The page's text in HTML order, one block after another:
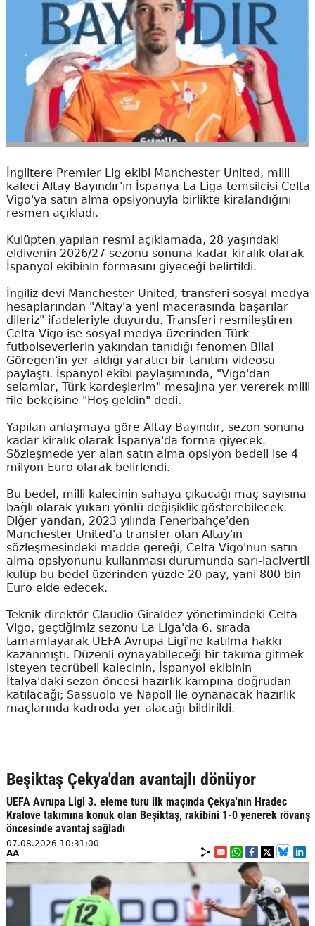
İngiltere Premier Lig ekibi Manchester United, milli
kaleci Altay Bayındır'ın İspanya La Liga temsilcisi Celta
Vigo'ya satın alma opsiyonuyla birlikte kiralandığını
resmen açıkladı.
Kulüpten yapılan resmi açıklamada, 28 yaşındaki
eldivenin 2026/27 sezonu sonuna kadar kiralık olarak
İspanyol ekibinin formasını giyeceği belirtildi.
İngiliz devi Manchester United, transferi sosyal medya
hesaplarından "Altay'a yeni macerasında başarılar
dileriz" ifadeleriyle duyurdu. Transferi resmileştiren
Celta Vigo ise sosyal medya üzerinden Türk
futbolseverlerin yakından tanıdığı fenomen Bilal
Göregen'in yer aldığı yaratıcı bir tanıtım videosu
paylaştı. İspanyol ekibi paylaşımında, "Vigo'dan
selamlar, Türk kardeşlerim" mesajına yer vererek milli
file bekçisine "Hoş geldin" dedi.
Yapılan anlaşmaya göre Altay Bayındır, sezon sonuna
kadar kiralık olarak İspanya'da forma giyecek.
Sözleşmede yer alan satın alma opsiyon bedeli ise 4
milyon Euro olarak belirlendi.
Bu bedel, milli kalecinin sahaya çıkacağı maç sayısına
bağlı olarak yukarı yönlü değişiklik gösterebilecek.
Diğer yandan, 2023 yılında Fenerbahçe'den
Manchester United'a transfer olan Altay'ın
sözleşmesindeki madde gereği, Celta Vigo'nun satın
alma opsiyonunu kullanması durumunda sarı-lacivertli
kulüp bu bedel üzerinden yüzde 20 pay, yani 800 bin
Euro elde edecek.
Teknik direktör Claudio Giraldez yönetimindeki Celta
Vigo, geçtiğimiz sezonu La Liga'da 6. sırada
tamamlayarak UEFA Avrupa Ligi'ne katılma hakkı
kazanmıştı. Düzenli oynayabileceği bir takıma gitmek
isteyen tecrübeli kalecinin, İspanyol ekibinin
İtalya'daki sezon öncesi hazırlık kampına doğrudan
katılacağı; Sassuolo ve Napoli ile oynanacak hazırlık
maçlarında kadroda yer alacağı bildirildi.
Beşiktaş Çekya'dan avantajlı dönüyor
UEFA Avrupa Ligi 3. eleme turu ilk maçında Çekya'nın Hradec
Kralove takımına konuk olan Beşiktaş, rakibini 1-0 yenerek rövanş
öncesinde avantaj sağladı
07.08.2026 10:31:00
AA